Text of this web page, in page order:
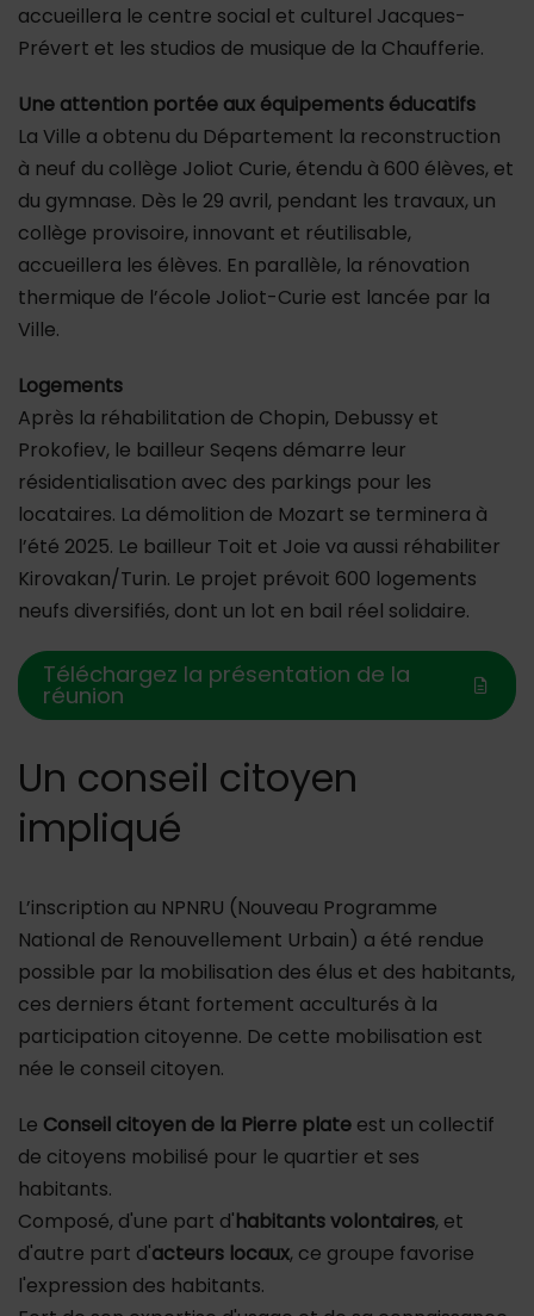
accueillera le centre social et culturel Jacques-
Prévert et les studios de musique de la Chaufferie.
Une attention portée aux équipements éducatifs
La Ville a obtenu du Département la reconstruction
à neuf du collège Joliot Curie, étendu à 600 élèves, et
du gymnase. Dès le 29 avril, pendant les travaux, un
collège provisoire, innovant et réutilisable,
accueillera les élèves. En parallèle, la rénovation
thermique de l’école Joliot-Curie est lancée par la
Ville.
Logements
Après la réhabilitation de Chopin, Debussy et
Prokofiev, le bailleur Seqens démarre leur
résidentialisation avec des parkings pour les
locataires. La démolition de Mozart se terminera à
l’été 2025. Le bailleur Toit et Joie va aussi réhabiliter
Kirovakan/Turin. Le projet prévoit 600 logements
neufs diversifiés, dont un lot en bail réel solidaire.
Téléchargez la présentation de la
réunion
Un conseil citoyen
impliqué
L’inscription au NPNRU (Nouveau Programme
National de Renouvellement Urbain) a été rendue
possible par la mobilisation des élus et des habitants,
ces derniers étant fortement acculturés à la
participation citoyenne. De cette mobilisation est
née le conseil citoyen.
Le Conseil citoyen de la Pierre plate est un collectif
de citoyens mobilisé pour le quartier et ses
habitants.
Composé, d'une part d'habitants volontaires, et
d'autre part d'acteurs locaux, ce groupe favorise
l'expression des habitants.